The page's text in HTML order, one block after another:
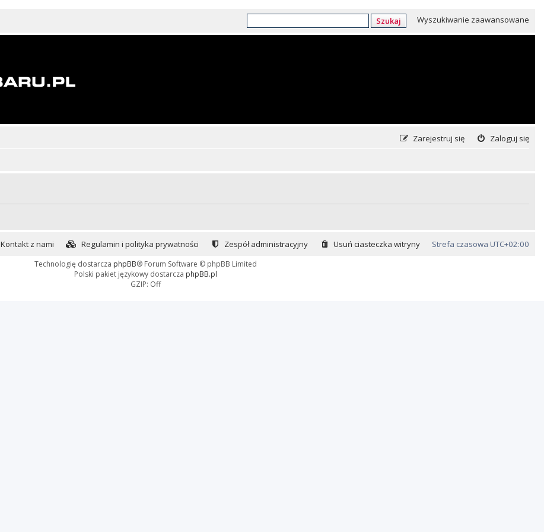
Szukaj Wyszukiwanie zaawansowane
Zaloguj się
Zarejestruj się
Strefa czasowa UTC+02:00
Usuń ciasteczka witryny
Zespół administracyjny
Regulamin i polityka prywatności
Kontakt z nami
Technologię dostarcza phpBB® Forum Software © phpBB Limited
Polski pakiet językowy dostarcza phpBB.pl
GZIP: Off